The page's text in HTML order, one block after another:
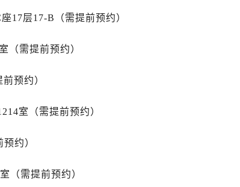
士售后服务中心（需提前预约）
力士售后服务中心（需提前预约）
需提前预约）
表维修授权店3楼劳力士售后服务中心（需提前预约）
需提前预约）
17层17-B（需提前预约）
（需提前预约）
预约）
室（需提前预约）
约）
（需提前预约）